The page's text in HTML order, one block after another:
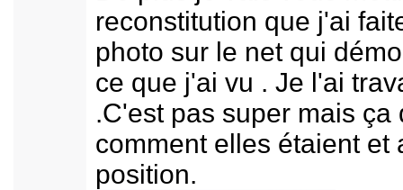
reconstitution que j'ai
photo sur le net qui
ce que j'ai vu . Je l'ai
.C'est pas super mais ça
comment elles étaient et
position.